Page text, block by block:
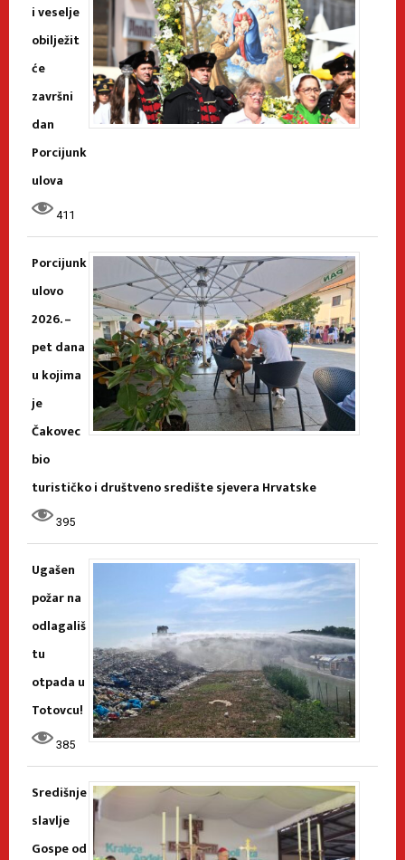
i veselje
obilježit
će
završni
dan
Porcijunk
ulova
411
Porcijunk
ulovo
2026. –
pet dana
u kojima
je
Čakovec
bio
turističko i društveno središte sjevera Hrvatske
395
Ugašen
požar na
odlagališ
tu
otpada u
Totovcu!
385
Središnje
slavlje
Gospe od